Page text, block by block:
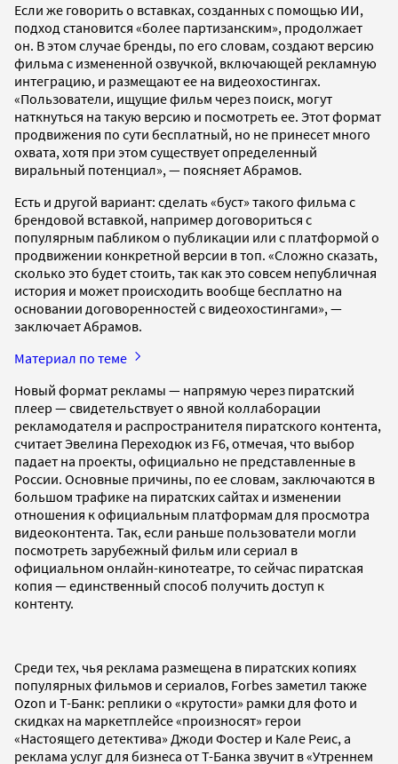
Если же говорить о вставках, созданных с помощью ИИ,
подход становится «более партизанским», продолжает
он. В этом случае бренды, по его словам, создают версию
фильма с измененной озвучкой, включающей рекламную
интеграцию, и размещают ее на видеохостингах.
«Пользователи, ищущие фильм через поиск, могут
наткнуться на такую версию и посмотреть ее. Этот формат
продвижения по сути бесплатный, но не принесет много
охвата, хотя при этом существует определенный
виральный потенциал», — поясняет Абрамов.
Есть и другой вариант: сделать «буст» такого фильма с
брендовой вставкой, например договориться с
популярным пабликом о публикации или с платформой о
продвижении конкретной версии в топ. «Сложно сказать,
сколько это будет стоить, так как это совсем непубличная
история и может происходить вообще бесплатно на
основании договоренностей c видеохостингами», —
заключает Абрамов.
Материал по теме
Новый формат рекламы — напрямую через пиратский
плеер — свидетельствует о явной коллаборации
рекламодателя и распространителя пиратского контента,
считает Эвелина Переходюк из F6, отмечая, что выбор
падает на проекты, официально не представленные в
России. Основные причины, по ее словам, заключаются в
большом трафике на пиратских сайтах и изменении
отношения к официальным платформам для просмотра
видеоконтента. Так, если раньше пользователи могли
посмотреть зарубежный фильм или сериал в
официальном онлайн-кинотеатре, то сейчас пиратская
копия — единственный способ получить доступ к
контенту.
Среди тех, чья реклама размещена в пиратских копиях
популярных фильмов и сериалов, Forbes заметил также
Ozon и Т-Банк: реплики о «крутости» рамки для фото и
скидках на маркетплейсе «произносят» герои
«Настоящего детектива» Джоди Фостер и Кале Реис, а
реклама услуг для бизнеса от Т-Банка звучит в «Утреннем